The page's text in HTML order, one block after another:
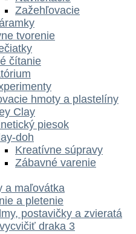
Zažehľovacie
tvorenie
čítanie
hmoty a plastelíny
Clay
piesok
doh
Kreatívne súpravy
Zábavné varenie
a maľovátka
a pletenie
postavičky a zvieratá
draka 3